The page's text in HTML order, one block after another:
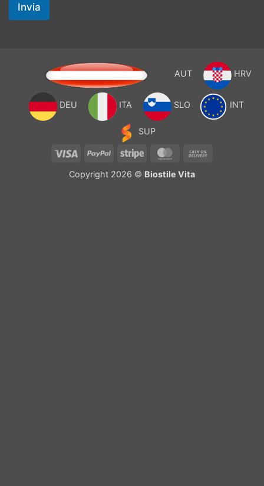
Invia
AUT HRV
DEU ITA SLO INT
SUP
Visa PayPal Stripe MasterCard
Copyright 2026 © Biostile Vita